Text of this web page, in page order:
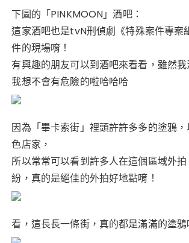
下圖的「PINKMOON」酒吧：
這家酒吧也是tvN刑偵劇《特殊案件專案
件的現場唷！
有興趣的朋友可以到酒吧來看看，雖然
我想不會有危險的啦哈哈哈
因為「畢卡索街」裡頭許許多多的塗鴉
色店家，
所以常常可以看到許多人在這個區域外
紛，真的是絕佳的外拍好地點唷！
看，這長長一條街，真的都是滿滿的塗鴉